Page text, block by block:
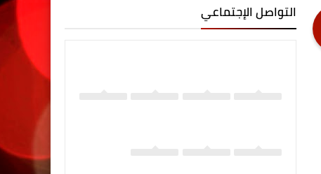
التواصل الإجتماعي